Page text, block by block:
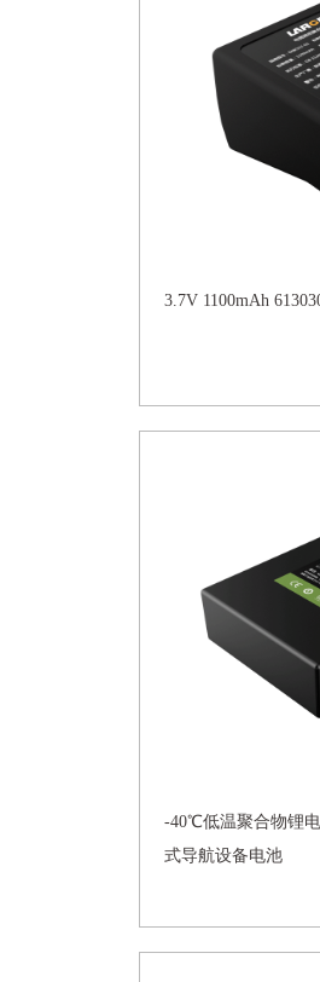
3.7V 1100mAh
-40℃低温聚合物锂
式导航设备电池